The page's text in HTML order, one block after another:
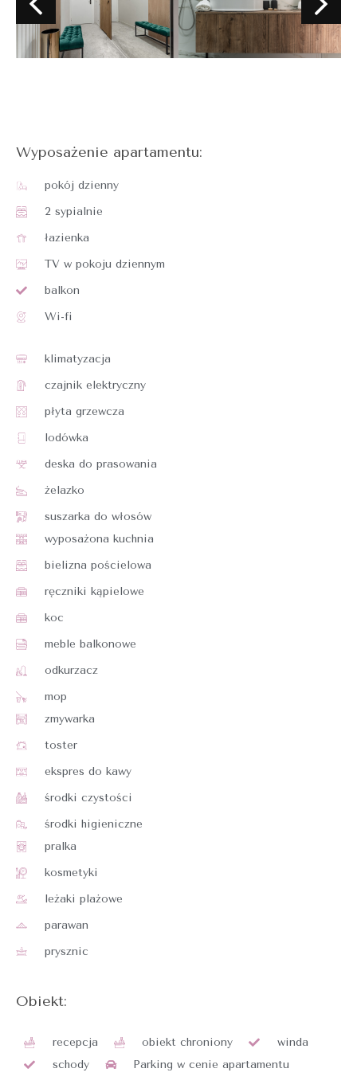
Wyposażenie apartamentu:
pokój dzienny
2 sypialnie
łazienka
TV w pokoju dziennym
balkon
Wi-fi
klimatyzacja
czajnik elektryczny
płyta grzewcza
lodówka
deska do prasowania
żelazko
suszarka do włosów
wyposażona kuchnia
bielizna pościelowa
ręczniki kąpielowe
koc
meble balkonowe
odkurzacz
mop
zmywarka
toster
ekspres do kawy
środki czystości
środki higieniczne
pralka
kosmetyki
leżaki plażowe
parawan
prysznic
Obiekt:
recepcja obiekt chroniony
winda
schody
Parking w cenie apartamentu